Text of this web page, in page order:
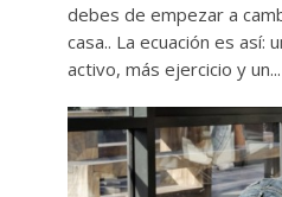
debes de empezar a
casa.. La ecuación es así:
activo, más ejercicio y un...